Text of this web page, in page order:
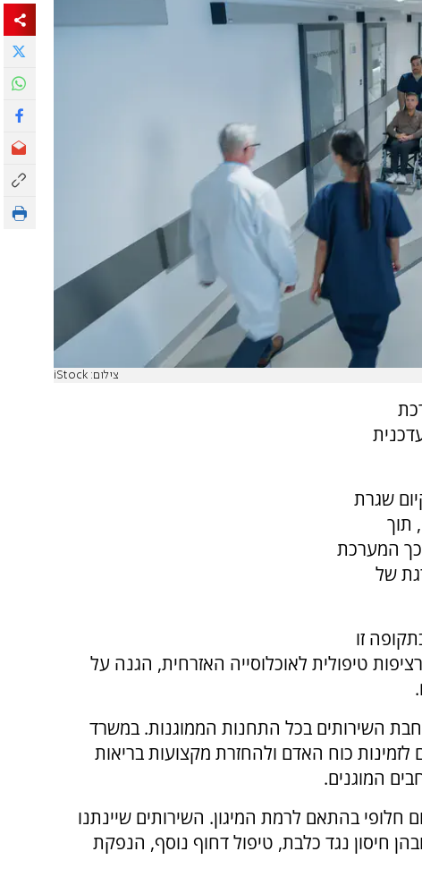
צילום: iStock
שגרת
תוך
המערכת
של
זו
טיפולית לאוכלוסייה האזרחית, הגנה על
השירותים בכל התחנות הממוגנות. במשרד
כוח האדם ולהחזרת מקצועות בריאות
המוגנים.
חלופי בהתאם לרמת המיגון. השירותים שיינתנו
חיסון נגד כלבת, טיפול דחוף נוסף, הנפקת